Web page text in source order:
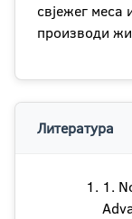
свјежег
производи
Литература
1.